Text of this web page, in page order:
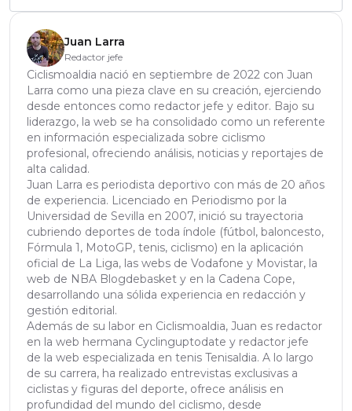
Juan Larra
Redactor jefe
Ciclismoaldia nació en septiembre de 2022 con Juan
Larra como una pieza clave en su creación, ejerciendo
desde entonces como redactor jefe y editor. Bajo su
liderazgo, la web se ha consolidado como un referente
en información especializada sobre ciclismo
profesional, ofreciendo análisis, noticias y reportajes de
alta calidad.
Juan Larra es periodista deportivo con más de 20 años
de experiencia. Licenciado en Periodismo por la
Universidad de Sevilla en 2007, inició su trayectoria
cubriendo deportes de toda índole (fútbol, baloncesto,
Fórmula 1, MotoGP, tenis, ciclismo) en la aplicación
oficial de La Liga, las webs de Vodafone y Movistar, la
web de NBA Blogdebasket y en la Cadena Cope,
desarrollando una sólida experiencia en redacción y
gestión editorial.
Además de su labor en Ciclismoaldia, Juan es redactor
en la web hermana Cyclinguptodate y redactor jefe
de la web especializada en tenis Tenisaldia. A lo largo
de su carrera, ha realizado entrevistas exclusivas a
ciclistas y figuras del deporte, ofrece análisis en
profundidad del mundo del ciclismo, desde